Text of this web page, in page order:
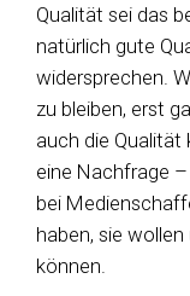
Qualität sei das
natürlich gute
widersprechen.
zu bleiben, erst
auch die Qualität
eine Nachfrage
bei
haben, sie
können.